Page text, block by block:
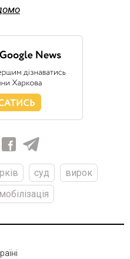
суд
вирок
мобілізація